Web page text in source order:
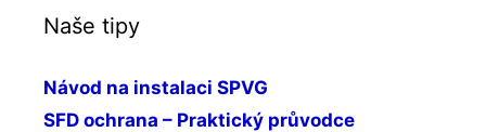
Naše tipy
Návod na instalaci SPVG
SFD ochrana – Praktický průvodce